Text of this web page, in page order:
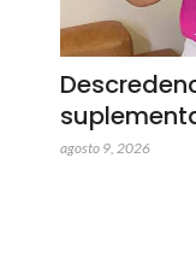
agosto 9, 2026